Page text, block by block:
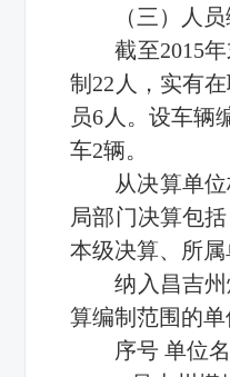
（三）人员
截至2015
制22人，实有
员6人。设车辆
车2辆。
从决算单
局部门决算包
本级决算、所属
纳入昌吉
算编制范围的单
序号 单位